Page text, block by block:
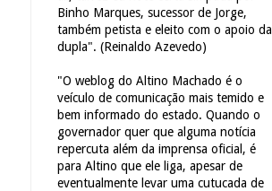
Binho Marques, sucessor de Jorge,
também petista e eleito com o apoio da
dupla". (Reinaldo Azevedo)
"O weblog do Altino Machado é o
veículo de comunicação mais temido e
bem informado do estado. Quando o
governador quer que alguma notícia
repercuta além da imprensa oficial, é
para Altino que ele liga, apesar de
eventualmente levar uma cutucada de